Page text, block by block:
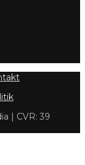
| CVR: 39